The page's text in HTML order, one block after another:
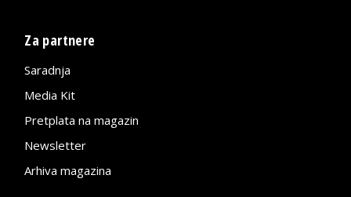
Za partnere
Saradnja
Media Kit
Pretplata na magazin
Newsletter
Arhiva magazina